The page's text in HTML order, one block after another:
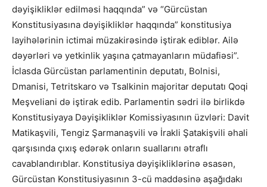
dəyişikliklər edilməsi haqqında” və “Gürcüstan
Konstitusiyasına dəyişikliklər haqqında” konstitusiya
layihələrinin ictimai müzakirəsində iştirak ediblər. Ailə
dəyərləri və yetkinlik yaşına çatmayanların müdafiəsi”.
İclasda Gürcüstan parlamentinin deputatı, Bolnisi,
Dmanisi, Tetritskaro və Tsalkinin majoritar deputatı Qoqi
Meşveliani də iştirak edib. Parlamentin sədri ilə birlikdə
Konstitusiyaya Dəyişikliklər Komissiyasının üzvləri: Davit
Matikaşvili, Tengiz Şarmanaşvili və İrakli Şatakişvili əhali
qarşısında çıxış edərək onların suallarını ətraflı
cavablandırıblar. Konstitusiya dəyişikliklərinə əsasən,
Gürcüstan Konstitusiyasının 3-cü maddəsinə aşağıdakı